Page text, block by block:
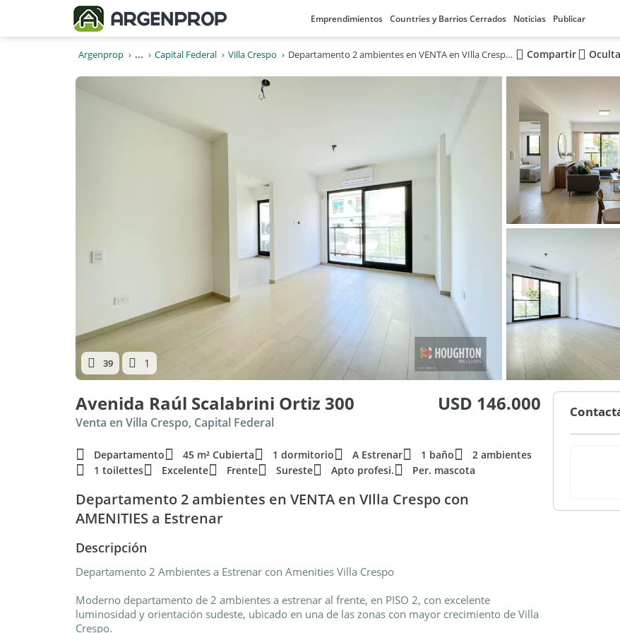
Emprendimientos Countries y Barrios Cerrados Noticias Publicar
Argenprop ... Capital Federal Villa Crespo Departamento 2 ambientes en VENTA en VIlla Crespo con AMENITIES a Estrenar Compartir
39 1
Avenida Raúl Scalabrini Ortiz 300 USD 146.000
Venta en Villa Crespo, Capital Federal
Departamento 45 m² Cubierta 1 dormitorio A Estrenar 1 baño
2 ambientes
1 toilettes
Excelente Frente Sureste Apto profesi. Per. mascota
Departamento 2 ambientes en VENTA en VIlla Crespo con
AMENITIES a Estrenar
Descripción
Departamento 2 Ambientes a Estrenar con Amenities Villa Crespo
Moderno departamento de 2 ambientes a estrenar al frente, en PISO 2, con excelente
luminosidad y orientación sudeste, ubicado en una de las zonas con mayor crecimiento de Villa
Crespo.